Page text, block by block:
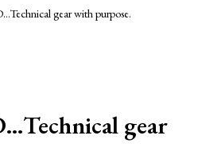
gear with purpose.
gear